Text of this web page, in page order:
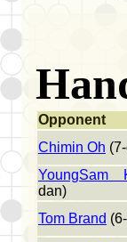
Opponent
Chimin Oh
YoungSam
dan)
Tom Brand